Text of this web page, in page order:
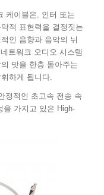
케이블은, 인터 또는
적 표현력을 결정짓는
인 음향과 음악의 뉘
트워크 오디오 시스템
맛을 한층 돋아주는
하게 됩니다.
정적인 초고속 전송 속
을 가지고 있은 High-